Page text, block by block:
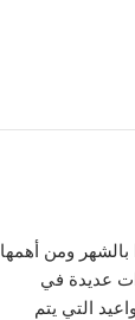
ومن أهمها
عديدة في
التي يتم